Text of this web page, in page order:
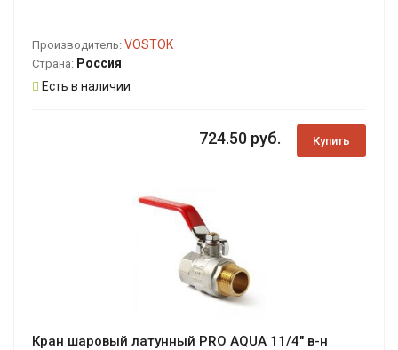
Производитель: VOSTOK
Страна: Россия
Есть в наличии
724.50 руб. Купить
Кран шаровый латунный PRO AQUA 11/4" в-н